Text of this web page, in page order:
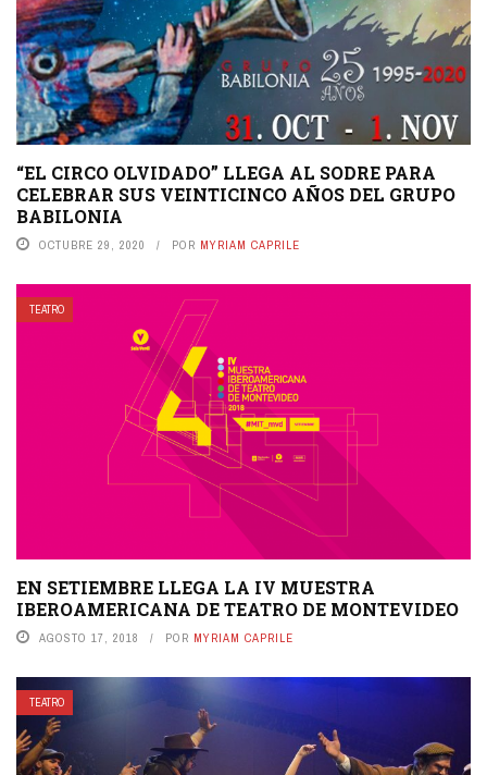
“EL CIRCO OLVIDADO” LLEGA AL SODRE PARA
CELEBRAR SUS VEINTICINCO AÑOS DEL GRUPO
BABILONIA
OCTUBRE 29, 2020 POR MYRIAM CAPRILE
TEATRO
EN SETIEMBRE LLEGA LA IV MUESTRA
IBEROAMERICANA DE TEATRO DE MONTEVIDEO
AGOSTO 17, 2018 POR MYRIAM CAPRILE
TEATRO